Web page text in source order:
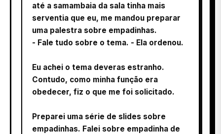
até a samambaia da sala tinha mais
serventia que eu, me mandou preparar
uma palestra sobre empadinhas.
- Fale tudo sobre o tema. - Ela ordenou.
Eu achei o tema deveras estranho.
Contudo, como minha função era
obedecer, fiz o que me foi solicitado.
Preparei uma série de slides sobre
empadinhas. Falei sobre empadinha de